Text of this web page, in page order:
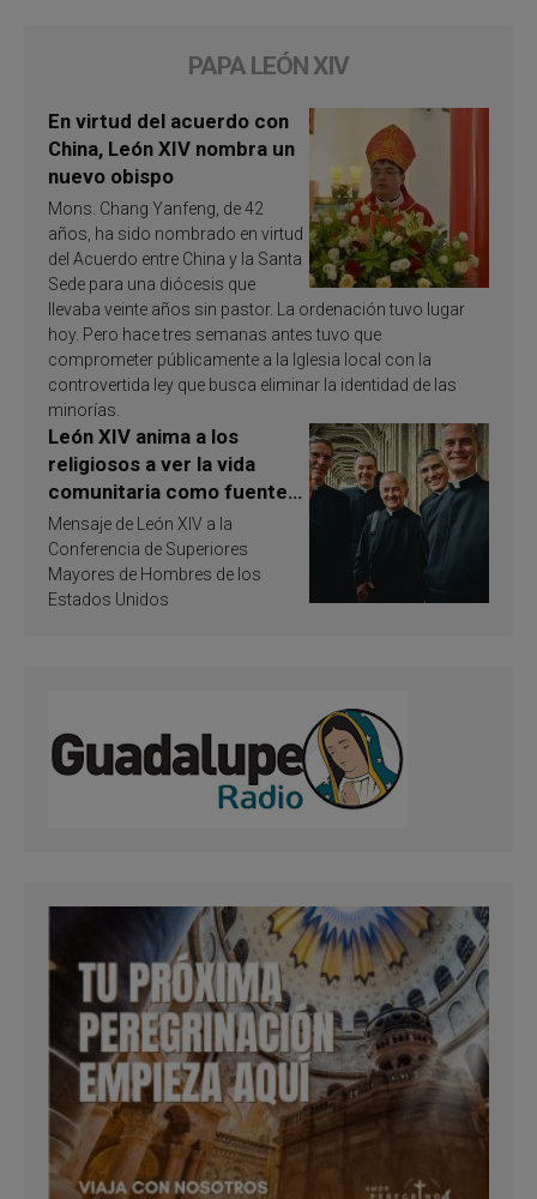
PAPA LEÓN XIV
En virtud del acuerdo con
China, León XIV nombra un
nuevo obispo
Mons. Chang Yanfeng, de 42
años, ha sido nombrado en virtud
del Acuerdo entre China y la Santa
Sede para una diócesis que
llevaba veinte años sin pastor. La ordenación tuvo lugar
hoy. Pero hace tres semanas antes tuvo que
comprometer públicamente a la Iglesia local con la
controvertida ley que busca eliminar la identidad de las
minorías.
León XIV anima a los
religiosos a ver la vida
comunitaria como fuente
de inspiración y
santificación
Mensaje de León XIV a la
Conferencia de Superiores
Mayores de Hombres de los
Estados Unidos